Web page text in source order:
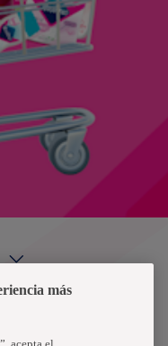
de datos
más